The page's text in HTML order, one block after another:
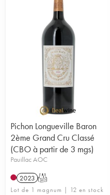
Pichon Longueville Baron
2ème Grand Cru Classé
(CBO à partir de 3 mgs)
Pauillac AOC
2023 T
Lot de 1 magnum | 12 en stock